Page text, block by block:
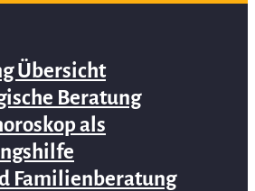
Übersicht
Beratung
als
Familienberatung